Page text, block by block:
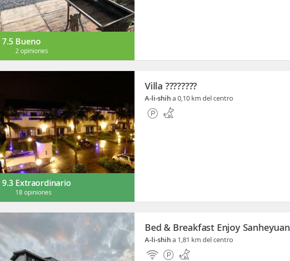
7.5 Bueno
2 opiniones
9.3 Extraordinario
18 opiniones
Villa ????????
A-li-shiha 0,10 km del centro
Bed & Breakfast Enjoy Sanheyuan
A-li-shiha 1,81 km del centro